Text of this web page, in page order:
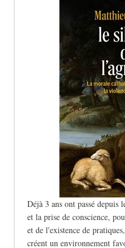
Déjà 3 ans ont passé
et la prise de conscience,
et de l'existence de
créent un environnement